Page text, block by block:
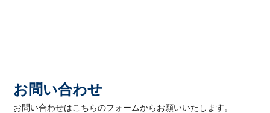
お問い合わせ
お問い合わせはこちらのフォームからお願いいたします。